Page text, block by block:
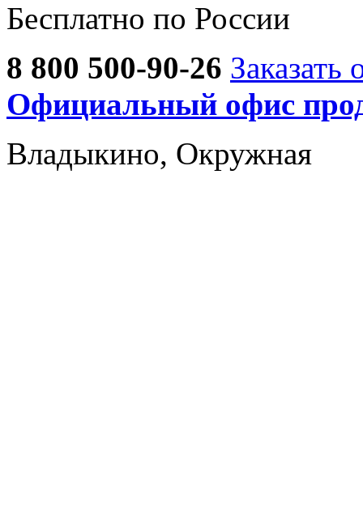
Бесплатно по России
8 800 500-90-26 Заказать
Официальный офис
Владыкино, Окружная